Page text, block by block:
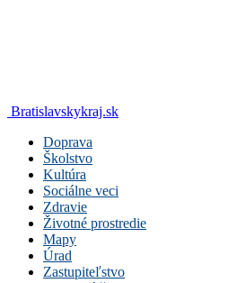
Bratislavskykraj.sk
Doprava
Školstvo
Kultúra
Sociálne veci
Zdravie
Životné prostredie
Mapy
Úrad
Zastupiteľstvo